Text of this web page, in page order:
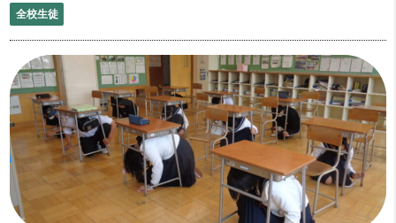
全校生徒